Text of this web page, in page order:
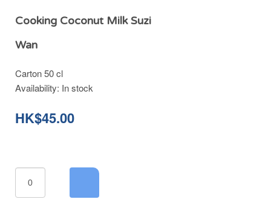
Cooking Coconut Milk Suzi
Wan
Carton 50 cl
Availability: In stock
HK$45.00